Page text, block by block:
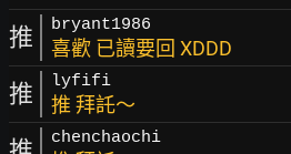
推 bryant1986
喜歡 已讀要回 XDDD
推 lyfifi
推 拜託～
chenchaochi